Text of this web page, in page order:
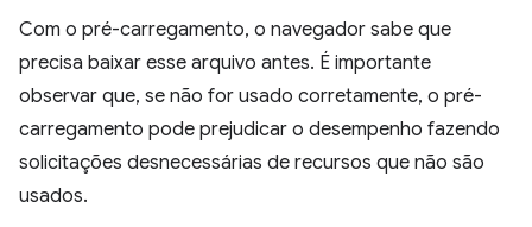
Com o pré-carregamento, o navegador sabe que
precisa baixar esse arquivo antes. É importante
observar que, se não for usado corretamente, o pré-
carregamento pode prejudicar o desempenho fazendo
solicitações desnecessárias de recursos que não são
usados.